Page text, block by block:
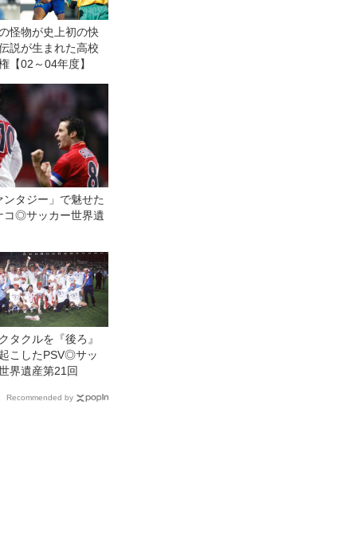
怪物が史上初の快
説が生まれた高校
【02～04年度】
タジー」で魅せた
コ◎サッカー世界遺
タクルを『後ろ』
こしたPSV◎サッ
界遺産第21回
Recommended by